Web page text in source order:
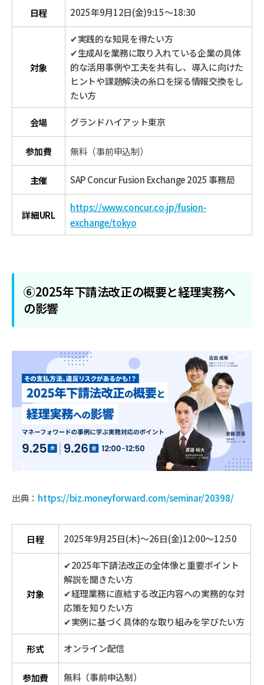
日程 2025年9月12日(金)9:15～18:30
対象
✔実践的な知見を得たい方
✔生成AIを業務に取り入れている企業の具体
的な活用事例や工夫を共有し、導入に向けた
ヒントや課題解決の糸口を探る情報交換をし
たい方
会場 グランドハイアット東京
参加費 無料（事前申込制）
主催 SAP Concur Fusion Exchange 2025 事務局
詳細URL
https://www.concur.co.jp/fusion-
exchange/tokyo
⑥2025年下請法改正の概要と経理実務へ
の影響
出典： https://biz.moneyforward.com/seminar/20398/
日程 2025年9月25日(木)～26日(金)12:00～12:50
対象
✔2025年下請法改正の全体像と重要ポイント
解説を聞きたい方
✔経理業務に直結する改正内容への実務的な対
応策を知りたい方
✔実例に基づく具体的な取り組みを学びたい方
形式 オンライン配信
参加費 無料（事前申込制）